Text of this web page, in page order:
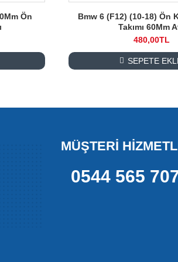
Ön
Bmw 6 (F12) (10-18) Ön
Takımı 60Mm
480,00TL
SEPETE
MÜŞTERİ
0544 565